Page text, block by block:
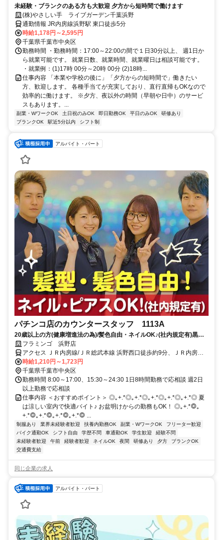
未経験・ブランクのある方も大歓迎 夕方から短時間で働けます
(株)やさしい手 ライブガーデン千葉浜野
通勤情報 JR内房線浜野駅 東口徒歩5分
時給1,178円～2,595円
千葉県千葉市中央区
勤務時間 ・勤務時間：17:00～22:00の間で１日30分以上、 週1日か
ら就業可能です。 就業日数、就業時間、就業曜日は相談可能です。
・就業例：(1)17時 00分～20時 00分 (2)18時...
仕事内容 「本業や学校の後に」「夕方からの短時間で」働きたい
方、歓迎します。 各種手当てが充実しており、直行直帰もOKなので
効率的に働けます。 ※夕方、夜以外の時間（早朝や日中）のサービ
スもあります。...
副業・WワークOK 土日祝のみOK 即日勤務OK 平日のみOK
研修あり
ブランクOK
駅近5分以内 シフト制
アルバイト・パート
パチンコ店のカウンタースタッフ 1113A
20歳以上の方(健康増進法の為)/髪色自由・ネイルOK♪(社内規定有)黒髪
も金髪も歓迎★自由にオシャレしたい学生さんもwelcome♪正社員登用
や産休育休など安心の待遇有◎履歴書不要
フラミンゴ 浜野店
アクセス ＪＲ内房線/ＪＲ総武本線 浜野西口徒歩約9分、ＪＲ内房線/
ＪＲ総武本線 八幡宿西口徒歩約24分、ＪＲ京葉線 蘇我西口徒歩約47
分 浜野駅より徒歩10分
時給1,210円～1,723円
千葉県千葉市中央区
勤務時間 8:00～17:00、15:30～24:30 1日8時間勤務で応相談 週2日
以上勤務で応相談
仕事内容 ＜おすすめポイント＞ ◎｡+.*◎｡+.*◎｡+.*◎｡+.*◎｡+.*◎ 夏
は涼しい室内で快適バイト♪ お盆明けからの勤務もOK！ ◎｡+.*◎｡
+.*◎｡+.*◎｡+.*◎｡+.*◎ ...
制服あり 業界未経験者歓迎 扶養内勤務OK 副業・WワークOK
フリーター歓迎
バイク通勤OK
シフト自由 学歴不問 車通勤OK 学生歓迎
経験不問
未経験者歓迎
午前 経験者歓迎 ネイルOK 夜間 研修あり 夕方
ブランクOK
交通費支給
同じ企業の求人
アルバイト・パート